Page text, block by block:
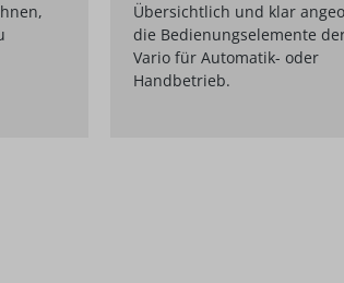
Übersichtlich und klar
die Bedienungselemente
Vario für Automatik- oder
Handbetrieb.